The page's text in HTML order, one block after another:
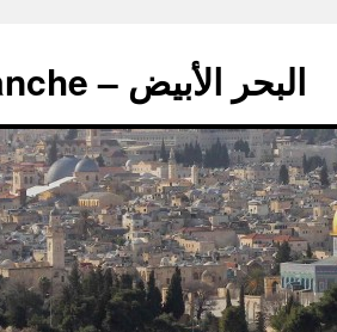
La mer blanche – البحر الأبيض